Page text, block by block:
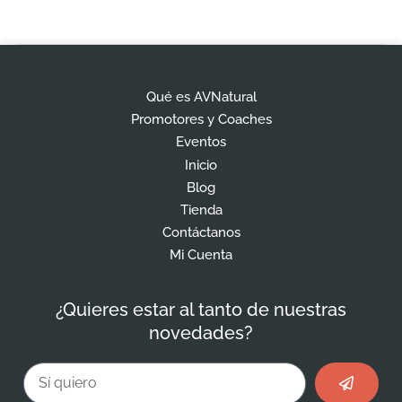
Qué es AVNatural
Promotores y Coaches
Eventos
Inicio
Blog
Tienda
Contáctanos
Mi Cuenta
¿Quieres estar al tanto de nuestras
novedades?
Email Enviar